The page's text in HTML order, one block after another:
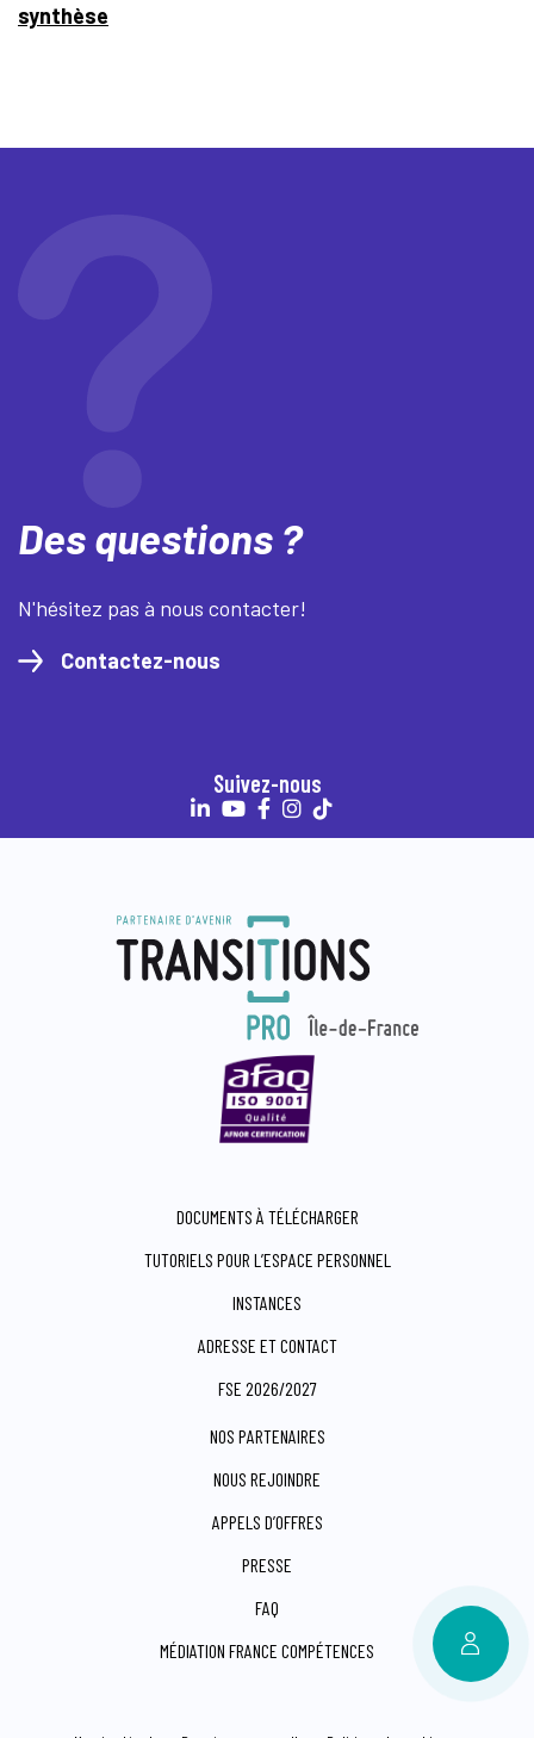
synthèse
Des questions ?
N'hésitez pas à nous contacter!
Contactez-nous
Suivez-nous
DOCUMENTS À TÉLÉCHARGER
TUTORIELS POUR L’ESPACE PERSONNEL
INSTANCES
ADRESSE ET CONTACT
FSE 2026/2027
NOS PARTENAIRES
NOUS REJOINDRE
APPELS D’OFFRES
PRESSE
FAQ
MÉDIATION FRANCE COMPÉTENCES